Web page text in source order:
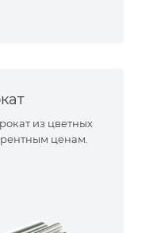
из цветных
ценам.